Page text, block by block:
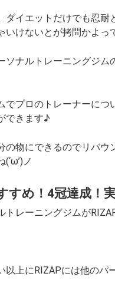
イエットだけでも忍耐
けないとが拷問かよっ
ナルトレーニングジム
プロのトレーナーにつ
できます♪
の物にできるのでリバウ
ノ
め！4冠達成！
レーニングジムが
以上にRIZAPには他のパ